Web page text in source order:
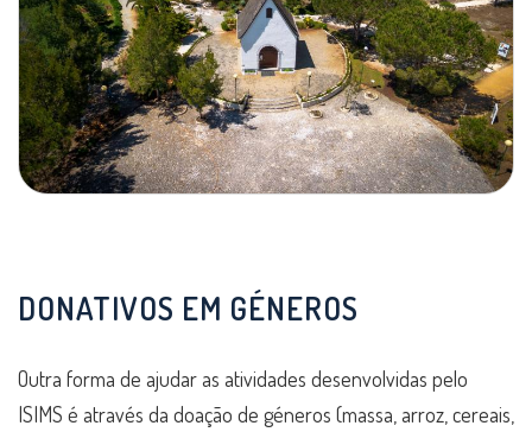
DONATIVOS EM GÉNEROS
Outra forma de ajudar as atividades desenvolvidas pelo
ISIMS é através da doação de géneros (massa, arroz, cereais,